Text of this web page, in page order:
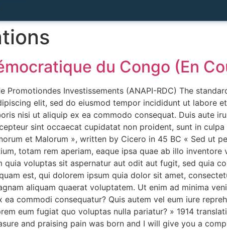
du Congo (En
Promotiondes Investissements (ANAPI-RDC) The
elit, sed do eiusmod tempor incididunt ut labore
nisi ut aliquip ex ea commodo consequat. Duis aute
sint occaecat cupidatat non proident, sunt in
et Malorum », written by Cicero in 45 BC « Sed ut
totam rem aperiam, eaque ipsa quae ab illo
quia voluptas sit aspernatur aut odit aut fugit, sed quia
est, qui dolorem ipsum quia dolor sit amet,
aliquam quaerat voluptatem. Ut enim ad minima
commodi consequatur? Quis autem vel eum iure
eum fugiat quo voluptas nulla pariatur? » 1914
and praising pain was born and I will give you a